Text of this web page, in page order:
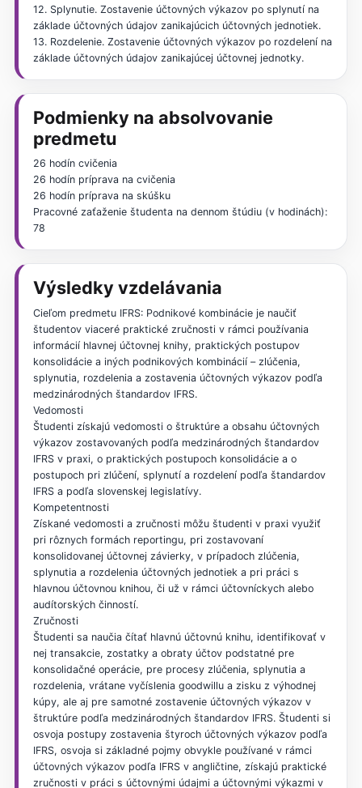
12. Splynutie. Zostavenie účtovných výkazov po splynutí na
základe účtovných údajov zanikajúcich účtovných jednotiek.
13. Rozdelenie. Zostavenie účtovných výkazov po rozdelení na
základe účtovných údajov zanikajúcej účtovnej jednotky.
Podmienky na absolvovanie
predmetu
26 hodín cvičenia
26 hodín príprava na cvičenia
26 hodín príprava na skúšku
Pracovné zaťaženie študenta na dennom štúdiu (v hodinách):
78
Výsledky vzdelávania
Cieľom predmetu IFRS: Podnikové kombinácie je naučiť
študentov viaceré praktické zručnosti v rámci používania
informácií hlavnej účtovnej knihy, praktických postupov
konsolidácie a iných podnikových kombinácií – zlúčenia,
splynutia, rozdelenia a zostavenia účtovných výkazov podľa
medzinárodných štandardov IFRS.
Vedomosti
Študenti získajú vedomosti o štruktúre a obsahu účtovných
výkazov zostavovaných podľa medzinárodných štandardov
IFRS v praxi, o praktických postupoch konsolidácie a o
postupoch pri zlúčení, splynutí a rozdelení podľa štandardov
IFRS a podľa slovenskej legislatívy.
Kompetentnosti
Získané vedomosti a zručnosti môžu študenti v praxi využiť
pri rôznych formách reportingu, pri zostavovaní
konsolidovanej účtovnej závierky, v prípadoch zlúčenia,
splynutia a rozdelenia účtovných jednotiek a pri práci s
hlavnou účtovnou knihou, či už v rámci účtovníckych alebo
audítorských činností.
Zručnosti
Študenti sa naučia čítať hlavnú účtovnú knihu, identifikovať v
nej transakcie, zostatky a obraty účtov podstatné pre
konsolidačné operácie, pre procesy zlúčenia, splynutia a
rozdelenia, vrátane vyčíslenia goodwillu a zisku z výhodnej
kúpy, ale aj pre samotné zostavenie účtovných výkazov v
štruktúre podľa medzinárodných štandardov IFRS. Študenti si
osvoja postupy zostavenia štyroch účtovných výkazov podľa
IFRS, osvoja si základné pojmy obvykle používané v rámci
účtovných výkazov podľa IFRS v angličtine, získajú praktické
zručnosti v práci s účtovnými údajmi a účtovnými výkazmi v